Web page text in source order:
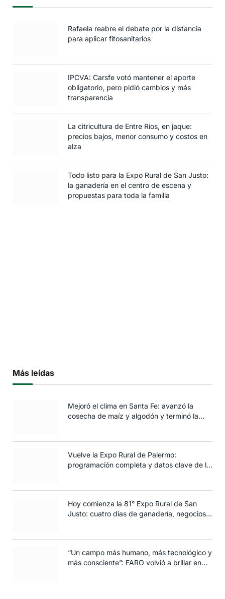
Rafaela reabre el debate por la distancia
para aplicar fitosanitarios
IPCVA: Carsfe votó mantener el aporte
obligatorio, pero pidió cambios y más
transparencia
La citricultura de Entre Ríos, en jaque:
precios bajos, menor consumo y costos en
alza
Todo listo para la Expo Rural de San Justo:
la ganadería en el centro de escena y
propuestas para toda la familia
Más leídas
Mejoró el clima en Santa Fe: avanzó la
cosecha de maíz y algodón y terminó la
Vuelve la Expo Rural de Palermo:
programación completa y datos clave de la
Hoy comienza la 81° Expo Rural de San
Justo: cuatro días de ganadería, negocios y
“Un campo más humano, más tecnológico y
más consciente”: FARO volvió a brillar en